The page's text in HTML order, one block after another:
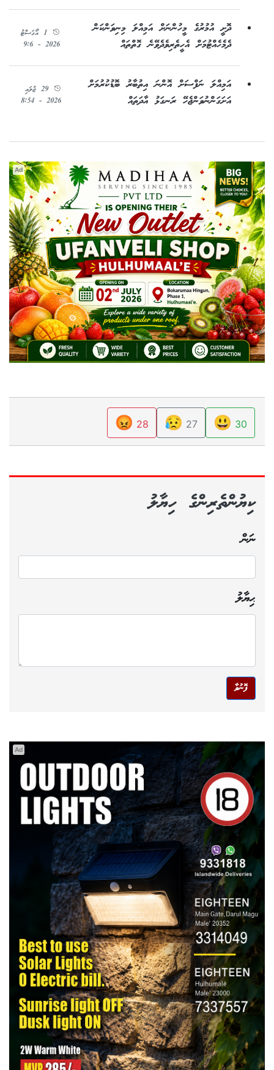
ދޮށީ އުމުރުގެ މީހުންނަށް އަމިއްލަ މިނިވަންކަން
ދެމެހެއްޓުމަށް އެހީތެރިވެދެވޭނެ ގޮތްތައް
1 އޯގަސްޓު
2026 - 9:6
އަމިއްލަ ނަފްސަށް އޮންނަ އިތުބާރު ބޮޑުކުރުމަށް
އަށަގަންނުވަންޖެހޭ ރަނގަޅު އާދަތައް
29 ޖުލައި
2026 - 8:54
Ad
30
😃
27
😥
28
😡
ކިޔުންތެރިންގެ ހިޔާލު
ނަން
ޙިޔާލު
ފޮނުވާ
Ad